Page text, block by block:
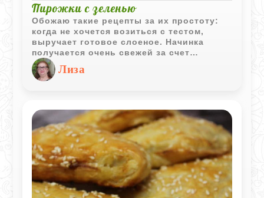
Пирожки с зеленью
Обожаю такие рецепты за их простоту:
когда не хочется возиться с тестом,
выручает готовое слоеное. Начинка
получается очень свежей за счет
большого количества зелени и
необычной нотки мяты. Брынза дает
нужную соленость, поэтому с солью
улетают со стола еще горячими, но и на
следующий день (если останутся) они
очень вкусные.
Лиза